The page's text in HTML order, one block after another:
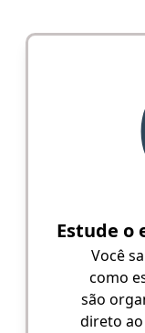
Estude o
Você
como
são
direto